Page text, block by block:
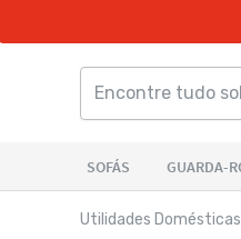
Utilidades Domésticas